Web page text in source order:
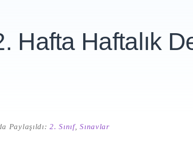
Hafta Haftalık
Paylaşıldı:2. Sınıf,Sınavlar